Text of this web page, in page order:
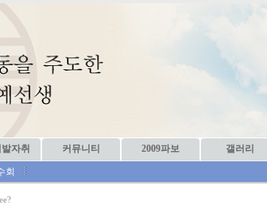
자취 커뮤니티 2009파보 갤러리
회